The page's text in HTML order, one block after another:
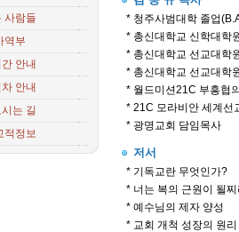
사람들
역부
안내
안내
는 길
적정보
* 청주사범대학 졸업
* 총신대학교 신학대학
* 총신대학교 선교대학
* 총신대학교 선교대학
* 월드미션21C 부흥협
* 21C 모라비안 세계선
* 광명교회 담임목사
저서
* 기독교란 무엇인가?
* 너는 복의 근원이 될찌
* 예수님의 제자 양성
* 교회 개척 성장의 원리